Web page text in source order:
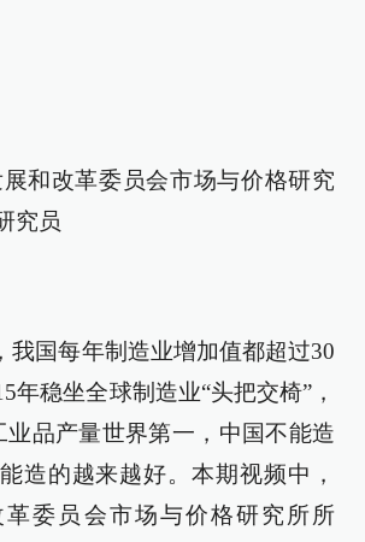
和改革委员会市场与价格研究
究员
我国每年制造业增加值都超过30
年稳坐全球制造业“头把交椅”，
业品产量世界第一，中国不能造
造的越来越好。本期视频中，
革委员会市场与价格研究所所